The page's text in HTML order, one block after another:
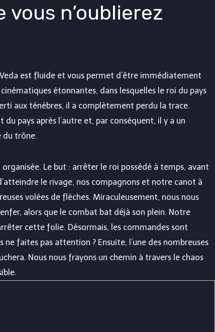
vous n’oublierez
est fluide et vous permet d’être immédiatement
étonnantes, dans lesquelles le roi du pays
aux ténèbres, il a complètement perdu la trace.
pays après l’autre et, par conséquent, il y a un
du trône.
Le but : arrêter le roi possédé à temps, avant
le rivage, nos compagnons et notre canot à
volées de flèches. Miraculeusement, nous nous
alors que le combat bat déjà son plein. Notre
cette folie. Désormais, les commandes sont
ne faites pas attention ? Ensuite, l’une des nombreuses
Nous nous frayons un chemin à travers le chaos